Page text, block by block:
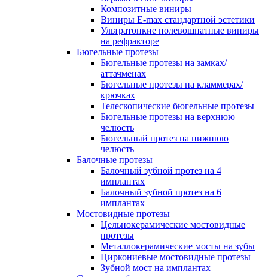
Композитные виниры
Виниры E-max стандартной эстетики
Ультратонкие полевошпатные виниры
на рефракторе
Бюгельные протезы
Бюгельные протезы на замках/
аттачменах
Бюгельные протезы на кламмерах/
крючках
Телескопические бюгельные протезы
Бюгельные протезы на верхнюю
челюсть
Бюгельный протез на нижнюю
челюсть
Балочные протезы
Балочный зубной протез на 4
имплантах
Балочный зубной протез на 6
имплантах
Мостовидные протезы
Цельнокерамические мостовидные
протезы
Металлокерамические мосты на зубы
Циркониевые мостовидные протезы
Зубной мост на имплантах